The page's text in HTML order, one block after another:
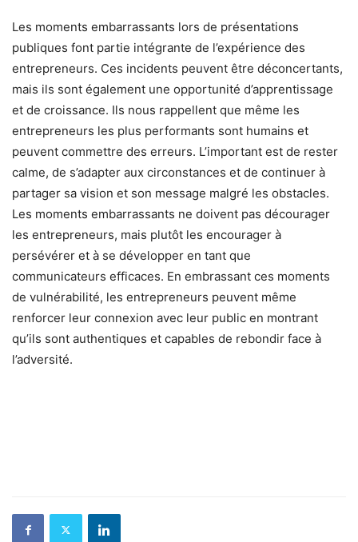
Les moments embarrassants lors de présentations
publiques font partie intégrante de l’expérience des
entrepreneurs. Ces incidents peuvent être déconcertants,
mais ils sont également une opportunité d’apprentissage
et de croissance. Ils nous rappellent que même les
entrepreneurs les plus performants sont humains et
peuvent commettre des erreurs. L’important est de rester
calme, de s’adapter aux circonstances et de continuer à
partager sa vision et son message malgré les obstacles.
Les moments embarrassants ne doivent pas décourager
les entrepreneurs, mais plutôt les encourager à
persévérer et à se développer en tant que
communicateurs efficaces. En embrassant ces moments
de vulnérabilité, les entrepreneurs peuvent même
renforcer leur connexion avec leur public en montrant
qu’ils sont authentiques et capables de rebondir face à
l’adversité.